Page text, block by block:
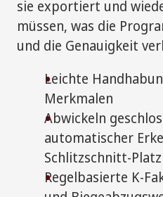
sie exportiert und
müssen, was die
und die Genauigkeit
Leichte
Merkmalen
Abwickeln
automatischer
Schlitzschnitt-
Regelbasierte K-